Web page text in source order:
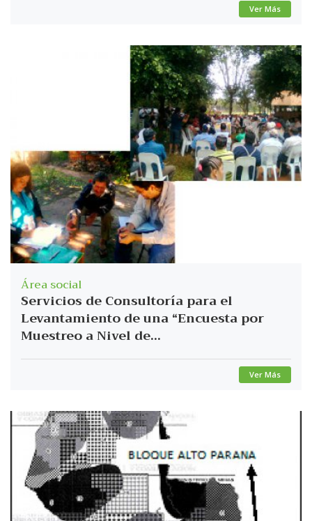
Ver Más
Área social
Servicios de Consultoría para el
Levantamiento de una “Encuesta por
Muestreo a Nivel de...
Ver Más